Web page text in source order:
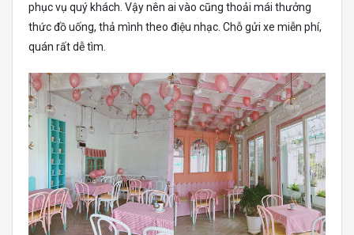
phục vụ quý khách. Vậy nên ai vào cũng thoải mái thưởng
thức đồ uống, thả mình theo điệu nhạc. Chỗ gửi xe miễn phí,
quán rất dễ tìm.